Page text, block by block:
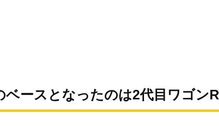
ベースとなったのは2代目ワゴンR